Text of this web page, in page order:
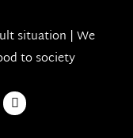
situation | We
to society